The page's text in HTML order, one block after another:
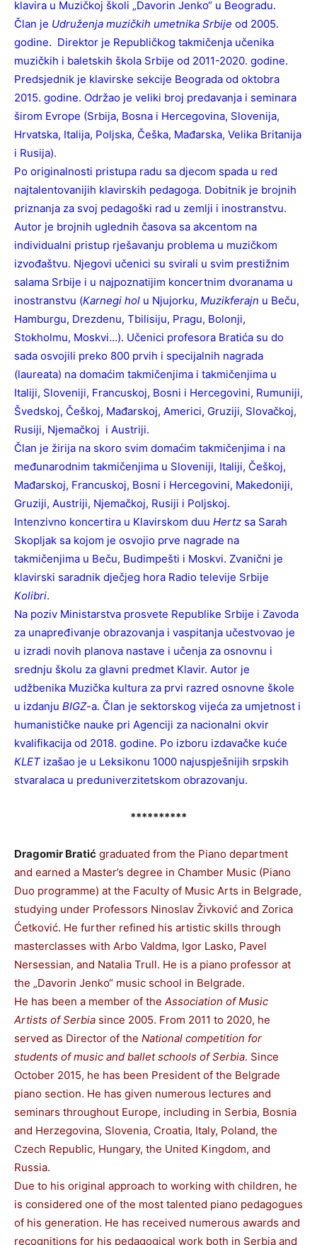
klavira u Muzičkoj školi „Davorin Jenko“ u Beogradu.
Član je Udruženja muzičkih umetnika Srbije od 2005.
godine. Direktor je Republičkog takmičenja učenika
muzičkih i baletskih škola Srbije od 2011-2020. godine.
Predsјednik je klavirske sekcije Beograda od oktobra
2015. godine. Održao je veliki broj predavanja i seminara
širom Evrope (Srbija, Bosna i Hercegovina, Slovenija,
Hrvatska, Italija, Poljska, Češka, Mađarska, Velika Britanija
i Rusija).
Po originalnosti pristupa radu sa djecom spada u red
najtalentovanijih klavirskih pedagoga. Dobitnik je brojnih
priznanja za svoj pedagoški rad u zemlji i inostranstvu.
Autor je brojnih uglednih časova sa akcentom na
individualni pristup rјešavanju problema u muzičkom
izvođaštvu. Njegovi učenici su svirali u svim prestižnim
salama Srbije i u najpoznatijim koncertnim dvoranama u
inostranstvu (Кarnegi hol u Njujorku, Muzikferajn u Beču,
Hamburgu, Drezdenu, Tbilisiju, Pragu, Bolonji,
Stokholmu, Moskvi…). Učenici profesora Bratića su do
sada osvojili preko 800 prvih i specijalnih nagrada
(laureata) na domaćim takmičenjima i takmičenjima u
Italiji, Sloveniji, Francuskoj, Bosni i Hercegovini, Rumuniji,
Švedskoj, Češkoj, Mađarskoj, Americi, Gruziji, Slovačkoj,
Rusiji, Nјemačkoj i Austriji.
Član je žirija na skoro svim domaćim takmičenjima i na
međunarodnim takmičenjima u Sloveniji, Italiji, Češkoj,
Mađarskoj, Francuskoj, Bosni i Hercegovini, Makedoniji,
Gruziji, Austriji, Nјemačkoj, Rusiji i Poljskoj.
Intenzivno koncertira u Klavirskom duu Hertz sa Sarah
Skopljak sa kojom je osvojio prve nagrade na
takmičenjima u Beču, Budimpešti i Moskvi. Zvanični je
klavirski saradnik dјečjeg hora Radio televije Srbije
Кolibri.
Na poziv Ministarstva prosvete Republike Srbije i Zavoda
za unapređivanje obrazovanja i vaspitanja učestvovao je
u izradi novih planova nastave i učenja za osnovnu i
srednju školu za glavni predmet Кlavir. Autor je
udžbenika Muzička kultura za prvi razred osnovne škole
u izdanju BIGZ-a. Član je sektorskog vijeća za umjetnost i
humanističke nauke pri Agenciji za nacionalni okvir
kvalifikacija od 2018. godine. Po izboru izdavačke kuće
КLET izašao je u Leksikonu 1000 najuspješnijih srpskih
stvaralaca u preduniverzitetskom obrazovanju.
**********
Dragomir Bratić graduated from the Piano department
and earned a Master’s degree in Chamber Music (Piano
Duo programme) at the Faculty of Music Arts in Belgrade,
studying under Professors Ninoslav Živković and Zorica
Ćetković. He further refined his artistic skills through
masterclasses with Arbo Valdma, Igor Lasko, Pavel
Nersessian, and Natalia Trull. He is a piano professor at
the „Davorin Jenko“ music school in Belgrade.
He has been a member of the Association of Music
Artists of Serbia since 2005. From 2011 to 2020, he
served as Director of the National competition for
students of music and ballet schools of Serbia. Since
October 2015, he has been President of the Belgrade
piano section. He has given numerous lectures and
seminars throughout Europe, including in Serbia, Bosnia
and Herzegovina, Slovenia, Croatia, Italy, Poland, the
Czech Republic, Hungary, the United Kingdom, and
Russia.
Due to his original approach to working with children, he
is considered one of the most talented piano pedagogues
of his generation. He has received numerous awards and
recognitions for his pedagogical work both in Serbia and